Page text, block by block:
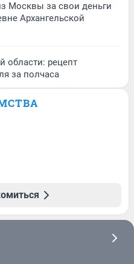
Москвы за свои деньги
Архангельской
области: рецепт
за полчаса